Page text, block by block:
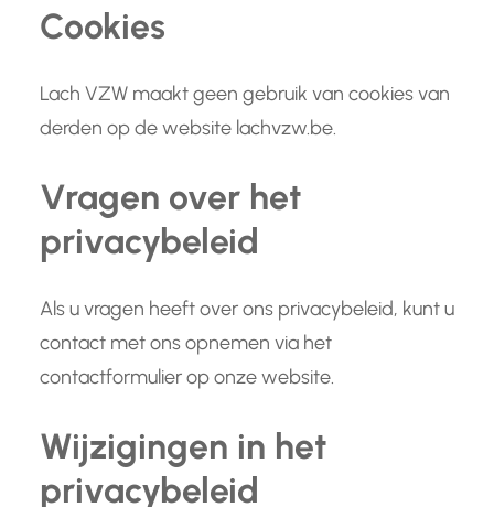
Cookies
Lach VZW maakt geen gebruik van cookies van
derden op de website lachvzw.be.
Vragen over het
privacybeleid
Als u vragen heeft over ons privacybeleid, kunt u
contact met ons opnemen via het
contactformulier op onze website.
Wijzigingen in het
privacybeleid